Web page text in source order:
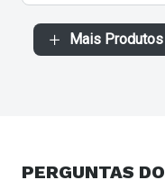
Mais Produtos
PERGUNTAS